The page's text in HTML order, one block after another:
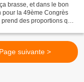
brasse, et dans le bon
pour la 49ème Congrès
des proportions qui
Page suivante >